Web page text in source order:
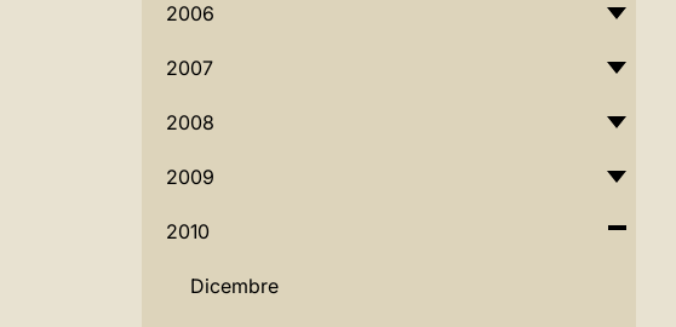
2006
2007
2008
2009
2010
Dicembre